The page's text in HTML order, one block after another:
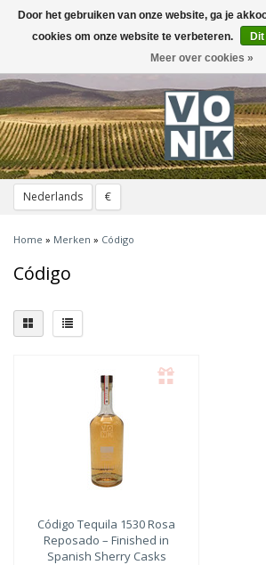
Nederlands €
Toggle
navigation
Home » Merken » Código
Código
Código Tequila 1530 Rosa
Reposado – Finished in
Spanish Sherry Casks
Door het gebruiken van onze website, ga je
cookies om onze website te verbeteren.
Meer over cookies »